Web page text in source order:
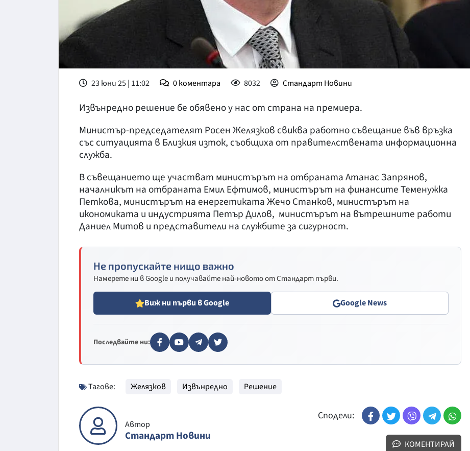
ВРЕМЕТО
23 юни 25 | 11:02 0коментара 8032 Стандарт Новини
Извънредно решение бе обявено у нас от страна на премиера.
Министър-председателят Росен Желязков свиква работно съвещание във връзка
със ситуацията в Близкия изток, съобщиха от правителствената информационна
служба.
В съвещанието ще участват министърът на отбраната Атанас Запрянов,
началникът на отбраната Емил Ефтимов, министърът на финансите Теменужка
Петкова, министърът на енергетиката Жечо Станков, министърът на
икономиката и индустрията Петър Дилов, министърът на вътрешните работи
Даниел Митов и представители на службите за сигурност.
Не пропускайте нищо важно
Намерете ни в Google и получавайте най-новото от Стандарт първи.
Виж ни първи в Google Google News
Последвайте ни:
Тагове: Желязков Извънредно Решение
Автор
Стандарт Новини
Сподели:
КОМЕНТИРАЙ